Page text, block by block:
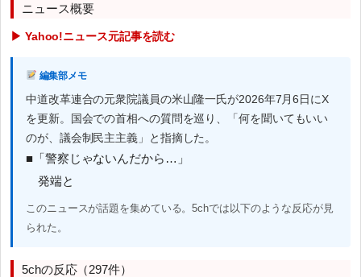
ニュース概要
▶ Yahoo!ニュース元記事を読む
編集部メモ
中道改革連合の元衆院議員の米山隆一氏が2026年7月6日にX
を更新。国会での首相への質問を巡り、「何を聞いてもいい
のが、議会制民主主義」と指摘した。
■「警察じゃないんだから…」
発端と
このニュースが話題を集めている。5chでは以下のような反応が見
られた。
5chの反応（297件）